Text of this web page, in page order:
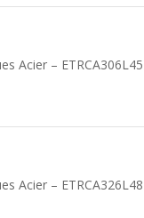
Acier – ETRCA306L45
Acier – ETRCA326L48